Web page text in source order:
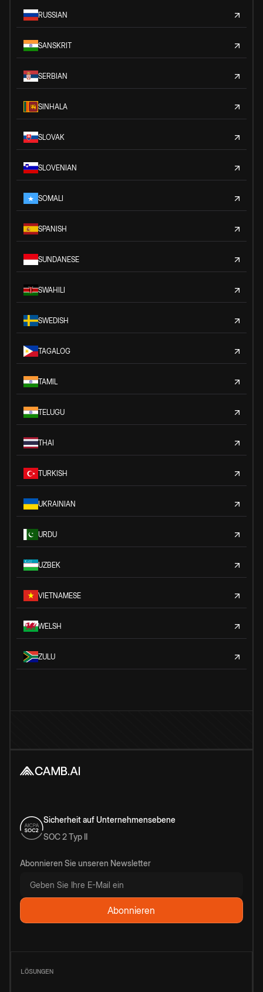
RUSSIAN
SANSKRIT
SERBIAN
SINHALA
SLOVAK
SLOVENIAN
SOMALI
SPANISH
SUNDANESE
SWAHILI
SWEDISH
TAGALOG
TAMIL
TELUGU
THAI
TURKISH
UKRAINIAN
URDU
UZBEK
VIETNAMESE
WELSH
ZULU
Sicherheit auf Unternehmensebene
SOC 2 Typ II
Abonnieren Sie unseren Newsletter
LÖSUNGEN